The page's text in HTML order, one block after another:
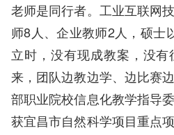
老师是同行者。工业互联网
师8人、企业教师2人，硕士
立时，没有现成教案，没
来，团队边教边学、边比赛
部职业院校信息化教学指导
获宜昌市自然科学项目重点